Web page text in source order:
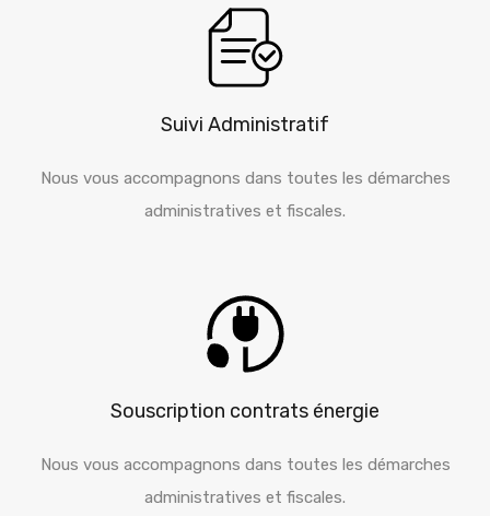
Suivi Administratif
Nous vous accompagnons dans toutes les démarches
administratives et fiscales.
Souscription contrats énergie
Nous vous accompagnons dans toutes les démarches
administratives et fiscales.